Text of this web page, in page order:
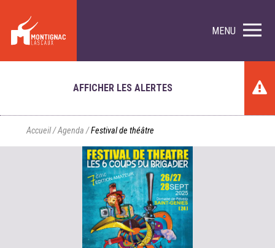
MENU
AFFICHER LES ALERTES
Accueil/Agenda /Festival de théâtre